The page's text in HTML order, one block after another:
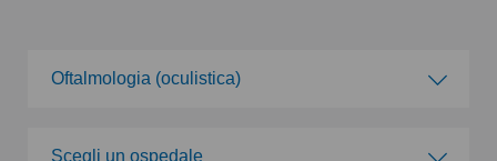
Oftalmologia (oculistica)
Scegli un ospedale